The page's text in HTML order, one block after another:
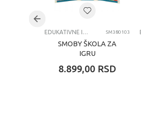
Kategorija
EDUKATIVNE IGRAČKE ZA DECU SM380103
SMOBY ŠKOLA ZA
IGRU
8.899,00 RSD